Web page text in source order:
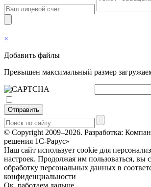
×
Добавить файлы
Превышен максимальный размер
Отправить
© Copyright 2009–2026. Разработка:
решения 1С-Рарус»
Наш сайт использует cookie для
настроек. Продолжая им пользоваться, вы
обработку персональных данных в
конфиденциальности
Ок, работаем дальше